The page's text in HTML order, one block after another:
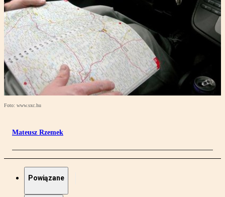
Foto: www.sxc.hu
Mateusz Rzemek
Powiązane